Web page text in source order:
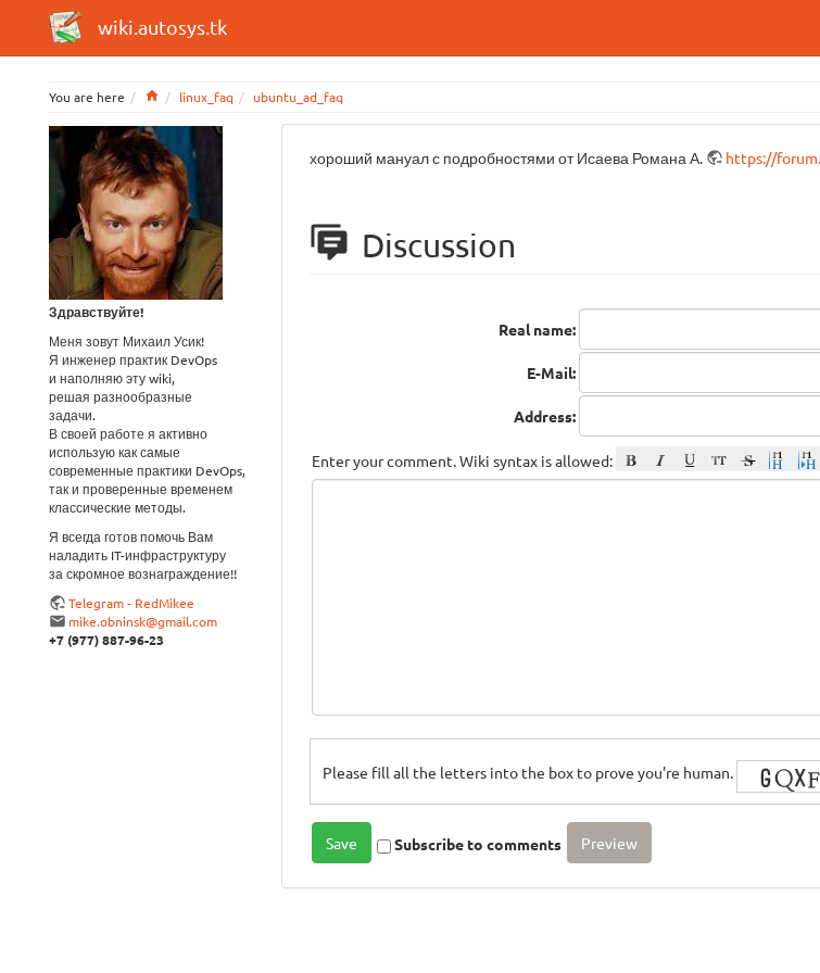
wiki.autosys.tk
You are here Homelinux_faq ubuntu_ad_faq
Здравствуйте!
Меня зовут Михаил Усик!
Я инженер практик DevOps
и наполняю эту wiki,
решая разнообразные
задачи.
В своей работе я активно
использую как самые
современные практики DevOps,
так и проверенные временем
классические методы.
Я всегда готов помочь Вам
наладить IT-инфраструктуру
за скромное вознаграждение!!
Telegram - RedMikee
mike.obninsk@gmail.com
+7 (977) 887-96-23
хороший мануал с подробностями от Исаева Романа А. https://
Discussion
Real name:
E-Mail:
Address:
Enter your comment. Wiki syntax is allowed:
Please fill all the letters into the box to prove you're human.
Subscribe to comments